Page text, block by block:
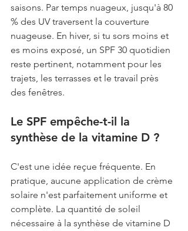
saisons. Par temps nuageux, jusqu'à 80
% des UV traversent la couverture
nuageuse. En hiver, si tu sors moins et
es moins exposé, un SPF 30 quotidien
reste pertinent, notamment pour les
trajets, les terrasses et le travail près
des fenêtres.
Le SPF empêche-t-il la
synthèse de la vitamine D ?
C'est une idée reçue fréquente. En
pratique, aucune application de crème
solaire n'est parfaitement uniforme et
complète. La quantité de soleil
nécessaire à la synthèse de vitamine D